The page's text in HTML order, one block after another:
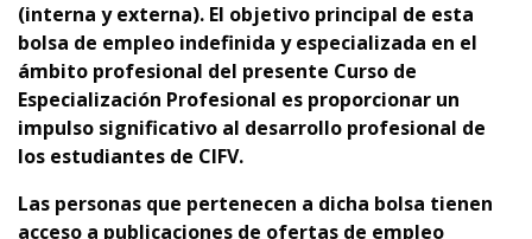
(interna y externa). El objetivo principal de esta
bolsa de empleo indefinida y especializada en el
ámbito profesional del presente Curso de
Especialización Profesional es proporcionar un
impulso significativo al desarrollo profesional de
los estudiantes de CIFV.
Las personas que pertenecen a dicha bolsa tienen
acceso a publicaciones de ofertas de empleo